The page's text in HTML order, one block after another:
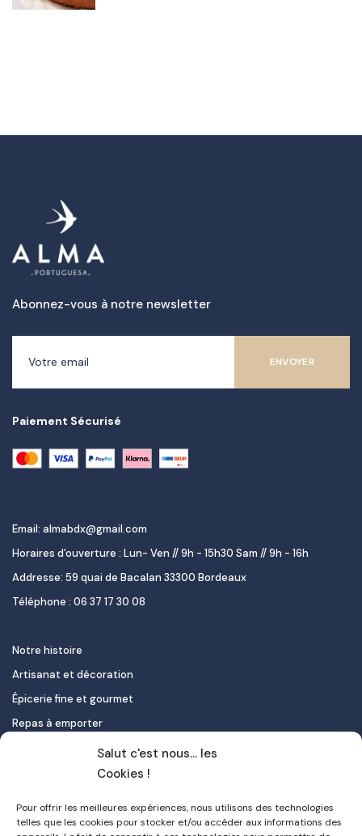
Salut c'est nous... les
Cookies !
Pour offrir les meilleures expériences, nous utilisons des technologies
telles que les cookies pour stocker et/ou accéder aux informations des
Abonnez-vous à notre newsletter
Paiement Sécurisé
Email: almabdx@gmail.com
Horaires d'ouverture : Lun- Ven // 9h - 15h30 Sam // 9h - 16h
Addresse: 59 quai de Bacalan 33300 Bordeaux
Téléphone : 06 37 17 30 08
Notre histoire
Artisanat et décoration
Épicerie fine et gourmet
Repas à emporter
Le pastel de nata
Contact